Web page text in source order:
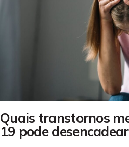
Quais transtornos
19 pode